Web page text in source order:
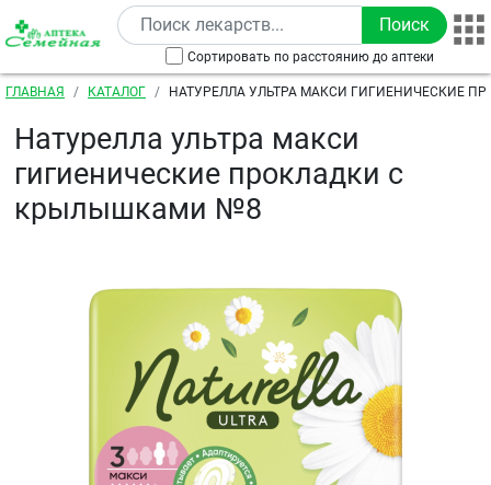
Перейти к основному содержанию
Сортировать по расстоянию до аптеки
Строка навигации
ГЛАВНАЯ КАТАЛОГ
НАТУРЕЛЛА УЛЬТРА МАКСИ ГИГИЕНИЧЕСКИЕ
Натурелла ультра макси
гигиенические прокладки с
крылышками №8